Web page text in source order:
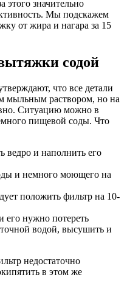
этого значительно
Мы подскажем
от жира и нагара за 15
содой
что все детали
мыльным раствором, но на
Ситуацию можно в
пищевой соды. Что
ведро и наполнить его
и немного моющего на
положить фильтр на 10-
его нужно потереть
водой, высушить и
недостаточно
в этом же